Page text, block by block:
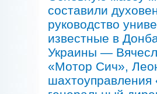
составили
руководство
известные в
Украины —
«Мотор Сич»,